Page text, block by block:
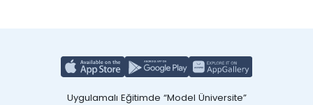
Uygulamalı Eğitimde “Model Üniversite”